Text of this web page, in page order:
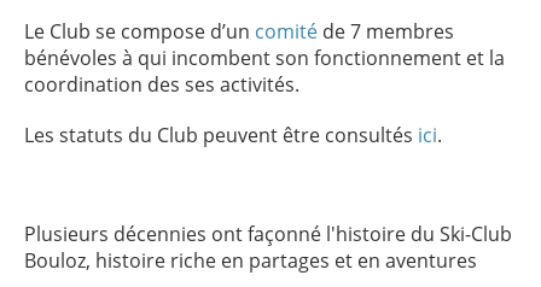
Le Club se compose d’un comité de 7 membres
bénévoles à qui incombent son fonctionnement et la
coordination des ses activités.
Les statuts du Club peuvent être consultés ici.
Plusieurs décennies ont façonné l'histoire du Ski-Club
Bouloz, histoire riche en partages et en aventures